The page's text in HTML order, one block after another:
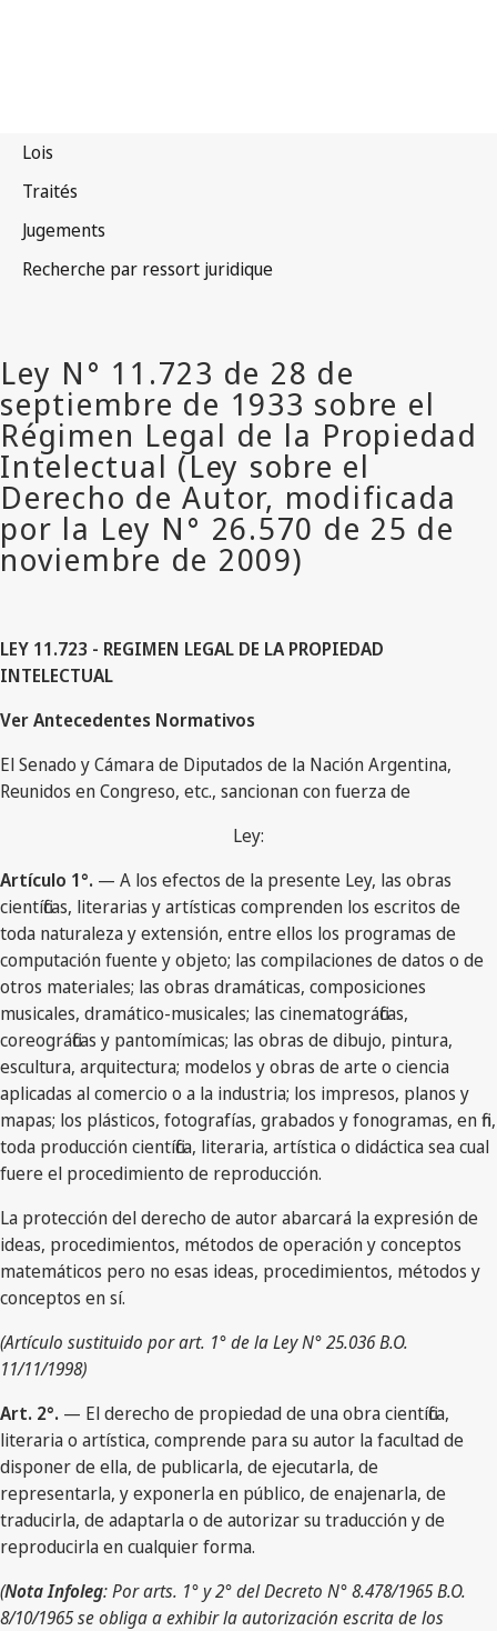
LEY 11.723 - REGIMEN LEGAL DE LA PROPIEDAD
INTELECTUAL
Ver Antecedentes Normativos
El Senado y Cámara de Diputados de la Nación Argentina,
Reunidos en Congreso, etc., sancionan con fuerza de
Ley:
Artículo 1°. — A los efectos de la presente Ley, las obras
científicas, literarias y artísticas comprenden los escritos de
toda naturaleza y extensión, entre ellos los programas de
computación fuente y objeto; las compilaciones de datos o de
otros materiales; las obras dramáticas, composiciones
musicales, dramático-musicales; las cinematográficas,
coreográficas y pantomímicas; las obras de dibujo, pintura,
escultura, arquitectura; modelos y obras de arte o ciencia
aplicadas al comercio o a la industria; los impresos, planos y
mapas; los plásticos, fotografías, grabados y fonogramas, en fin,
toda producción científica, literaria, artística o didáctica sea cual
fuere el procedimiento de reproducción.
La protección del derecho de autor abarcará la expresión de
ideas, procedimientos, métodos de operación y conceptos
matemáticos pero no esas ideas, procedimientos, métodos y
conceptos en sí.
(Artículo sustituido por art. 1° de la Ley N° 25.036 B.O.
11/11/1998)
Art. 2°. — El derecho de propiedad de una obra científica,
literaria o artística, comprende para su autor la facultad de
disponer de ella, de publicarla, de ejecutarla, de
representarla, y exponerla en público, de enajenarla, de
traducirla, de adaptarla o de autorizar su traducción y de
reproducirla en cualquier forma.
(Nota Infoleg: Por arts. 1° y 2° del Decreto N° 8.478/1965 B.O.
8/10/1965 se obliga a exhibir la autorización escrita de los